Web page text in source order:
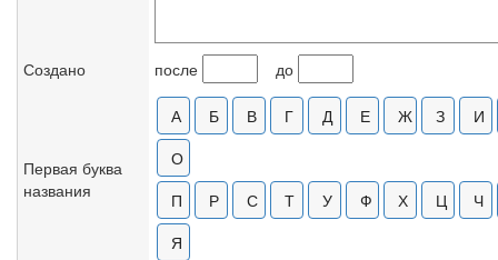
Создано после до
Первая буква
названия